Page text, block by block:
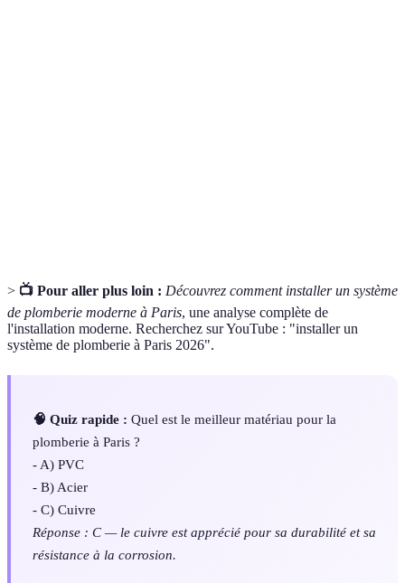
> 📺 Pour aller plus loin : Découvrez comment installer un système
de plomberie moderne à Paris, une analyse complète de
l'installation moderne. Recherchez sur YouTube : "installer un
système de plomberie à Paris 2026".
🧠 Quiz rapide : Quel est le meilleur matériau pour la
plomberie à Paris ?
- A) PVC
- B) Acier
- C) Cuivre
Réponse : C — le cuivre est apprécié pour sa durabilité et sa
résistance à la corrosion.